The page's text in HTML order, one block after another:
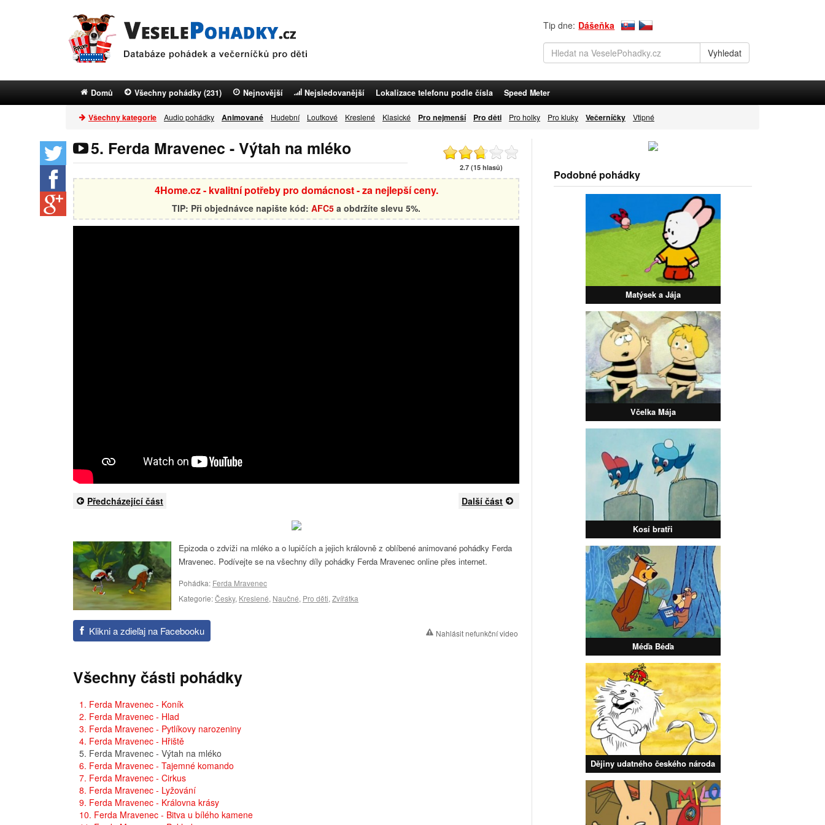
Tip dne: Dášeňka
Domů Všechny pohádky (231) Nejnovější Nejsledovanější Lokalizace telefonu podle čísla Speed Meter
Všechny kategorie Audio pohádky Animované Hudební Loutkové Kreslené Klasické Pro nejmenší Pro děti Pro holky Pro kluky Večerníčky Vtipné
5. Ferda Mravenec - Výtah na mléko
2.7 (15 hlasů)
4Home.cz - kvalitní potřeby pro domácnost - za nejlepší ceny.
TIP: Při objednávce napište kód:AFC5 a obdržíte slevu 5%.
Předcházející část Další část
Epizoda o zdviži na mléko a o lupičích a jejich královně z oblíbené animované pohádky Ferda
Mravenec. Podívejte se na všechny díly pohádky Ferda Mravenec online přes internet.
Pohádka: Ferda Mravenec
Kategorie:Česky, Kreslené, Naučné, Pro děti, Zvířátka
Klikni a zdieľaj na Facebooku Nahlásit nefunkční video
Všechny části pohádky
1. Ferda Mravenec - Koník
2. Ferda Mravenec - Hlad
3. Ferda Mravenec - Pytlíkovy narozeniny
4. Ferda Mravenec - Hřiště
5. Ferda Mravenec - Výtah na mléko
6. Ferda Mravenec - Tajemné komando
7. Ferda Mravenec - Cirkus
8. Ferda Mravenec - Lyžování
9. Ferda Mravenec - Královna krásy
10. Ferda Mravenec - Bitva u bílého kamene
Podobné pohádky
Matýsek a Jája
Včelka Mája
Kosí bratři
Méďa Béďa
Dějiny udatného českého národa